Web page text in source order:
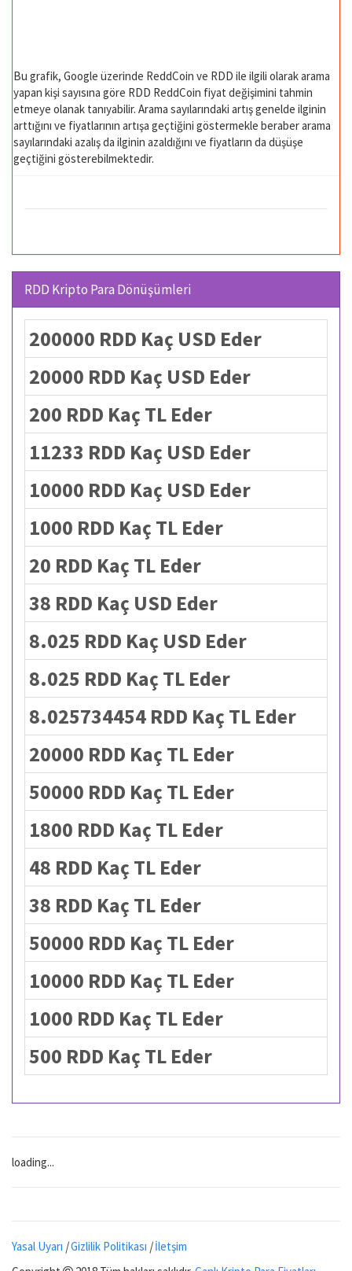
Bu grafik, Google üzerinde ReddCoin ve RDD ile ilgili olarak arama
yapan kişi sayısına göre RDD ReddCoin fiyat değişimini tahmin
etmeye olanak tanıyabilir. Arama sayılarındaki artış genelde ilginin
arttığını ve fiyatlarının artışa geçtiğini göstermekle beraber arama
sayılarındaki azalış da ilginin azaldığını ve fiyatların da düşüşe
geçtiğini gösterebilmektedir.
RDD Kripto Para Dönüşümleri
200000 RDD Kaç USD Eder
20000 RDD Kaç USD Eder
200 RDD Kaç TL Eder
11233 RDD Kaç USD Eder
10000 RDD Kaç USD Eder
1000 RDD Kaç TL Eder
20 RDD Kaç TL Eder
38 RDD Kaç USD Eder
8.025 RDD Kaç USD Eder
8.025 RDD Kaç TL Eder
8.025734454 RDD Kaç TL Eder
20000 RDD Kaç TL Eder
50000 RDD Kaç TL Eder
1800 RDD Kaç TL Eder
48 RDD Kaç TL Eder
38 RDD Kaç TL Eder
50000 RDD Kaç TL Eder
10000 RDD Kaç TL Eder
1000 RDD Kaç TL Eder
500 RDD Kaç TL Eder
loading...
Yasal Uyarı |Gizlilik Politikası |İletşim